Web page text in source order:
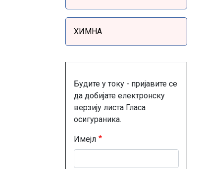
ХИМНА
Будите у току - пријавите се
да добијате електронску
верзију листа Гласа
осигураника.
Имејл